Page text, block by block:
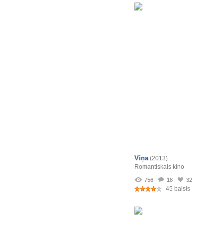
Viņa (2013)
Romantiskais kino
756 18 32
45 balsis